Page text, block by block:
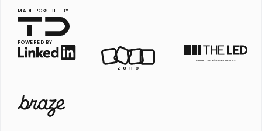
MADE POSSIBLE BY
POWERED BY